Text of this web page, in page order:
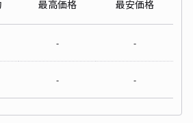
最高価格 最安価格
- -
- -